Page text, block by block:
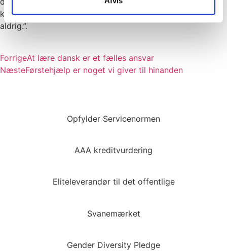
kunne der måske åbne sig nye muligheder. Man ved jo
aldrig.”.
ForrigeAt lære dansk er et fælles ansvar
NæsteFørstehjælp er noget vi giver til hinanden
Opfylder Servicenormen
AAA kreditvurdering
Eliteleverandør til det offentlige
Svanemærket
Gender Diversity Pledge